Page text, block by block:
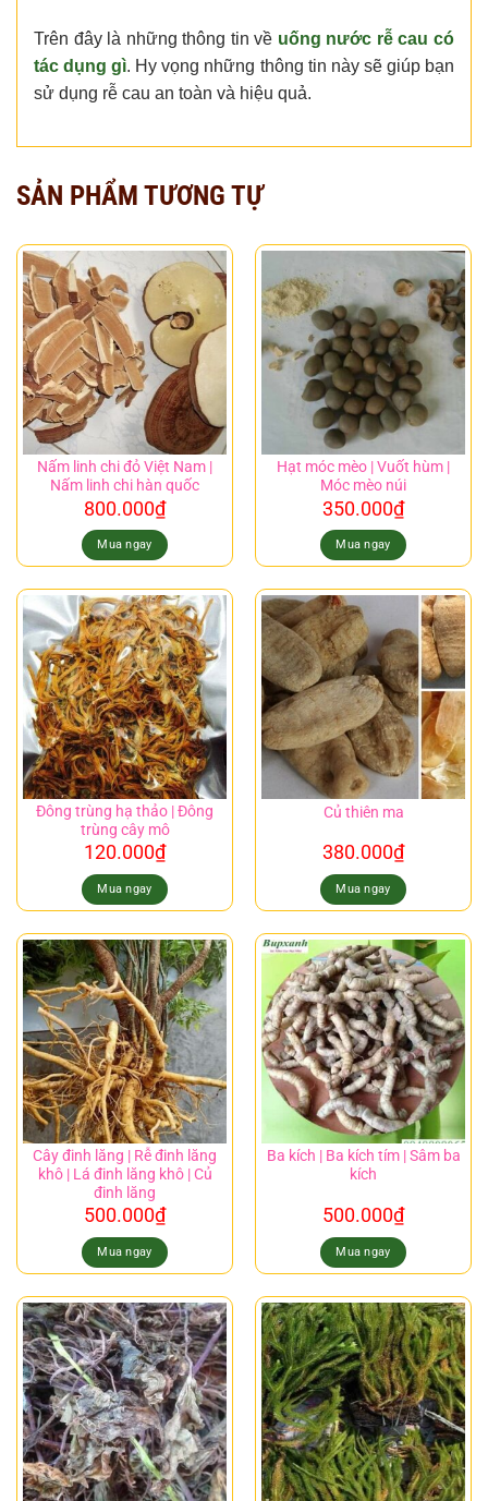
Trên đây là những thông tin về uống nước rễ cau có
tác dụng gì. Hy vọng những thông tin này sẽ giúp bạn
sử dụng rễ cau an toàn và hiệu quả.
SẢN PHẨM TƯƠNG TỰ
Nấm linh chi đỏ Việt Nam |
Nấm linh chi hàn quốc
800.000₫
Mua ngay
Hạt móc mèo | Vuốt hùm |
Móc mèo núi
350.000₫
Mua ngay
Đông trùng hạ thảo | Đông
trùng cây mô
120.000₫
Mua ngay
Củ thiên ma
380.000₫
Mua ngay
Cây đinh lăng | Rễ đinh lăng
khô | Lá đinh lăng khô | Củ
đinh lăng
500.000₫
Mua ngay
Ba kích | Ba kích tím | Sâm ba
kích
500.000₫
Mua ngay